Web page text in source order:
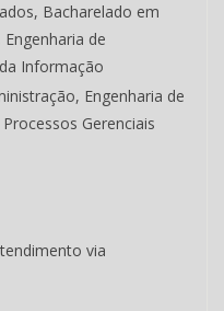
Bacharelado em
de
Informação
Engenharia de
Gerenciais
via